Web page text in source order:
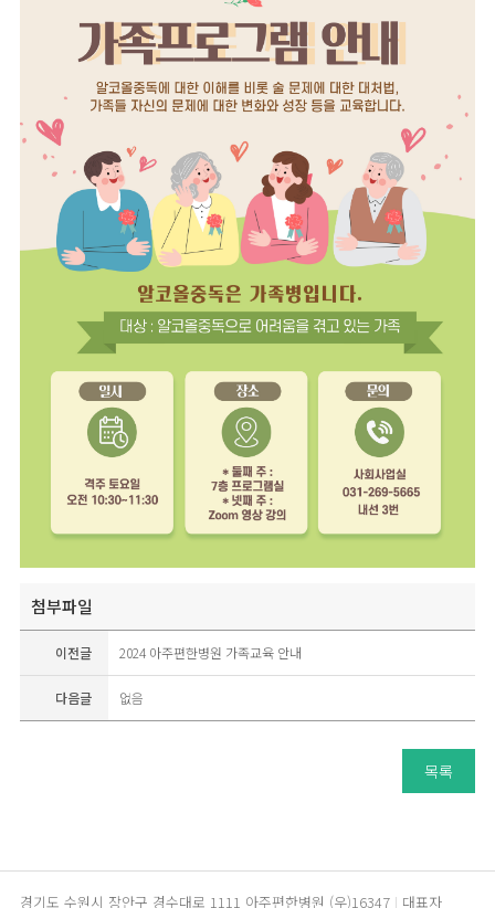
첨부파일
이전글 2024 아주편한병원 가족교육 안내
다음글 없음
목록
경기도 수원시 장안구 경수대로 1111 아주편한병원 (우)16347 대표자